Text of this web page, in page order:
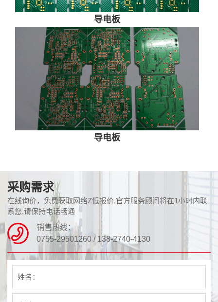
导电板
导电板
采购需求
在线询价，兔费获取网络Z低报价,官方服务顾问将在1小时内联
系您,请保持电话畅通
销售热线：
0755-29501260 / 138-2740-4130